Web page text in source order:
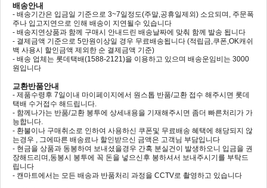
배송안내
- 배송기간은 입금일 기준으로 3~7일정도(주말,공휴일제외) 소요되며, 주문폭
주나 입고지연으로 인해 배송이 지연될수 있습니다
- 배송지연상품과 함께 구매시 안내드린 배송날짜에 맞춰 함께 발송 됩니다
- 결제금액 기준으로 5만원이상일 경우 무료배송됩니다 (적립금,쿠폰,OK캐쉬
백 사용시 할인금액 제외한 순 결제금액 기준)
- 배송 업체는 롯데택배(1588-2121)을 이용하고 있으며 배송운임비는 3000
원입니다
교환반품안내
- 제품수령후 7일이내 마이페이지에서 원스톱 반품/교환 접수 해주시면 롯데
택배 수거접수 해드립니다.
- 함께나가는 반품/교환 봉투에 상세내용을 기재해주시면 좀더 빠른처리가 가
능합니다.
- 환불이나 구매취소로 인하여 사용하신 쿠폰및 무료배송 혜택에 해당되지 않
는경우 , 그에따른 배송료나 할인받으신 금액은 고객님 부담입니다
- 현금을 상품과 동봉하여 보내셨을경우 간혹 분실건이 발생하오니 입금을 권
장해드리며,동봉시 봉투에 꼭 돈을 넣으신후 봉하셔서 보내주시기를 부탁드
립니다
- 캔마트에서는 모든 배송과 반품처리 과정을 CCTV로 촬영하고 있습니다